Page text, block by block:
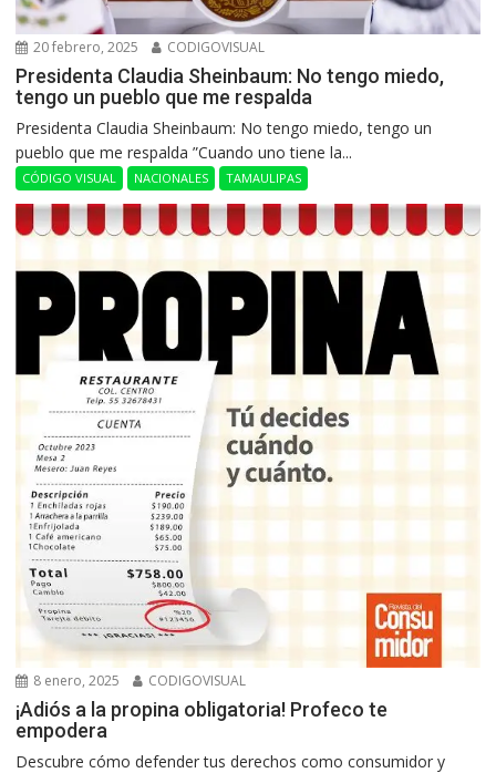
20 febrero, 2025 CODIGOVISUAL
Presidenta Claudia Sheinbaum: No tengo miedo,
tengo un pueblo que me respalda
Presidenta Claudia Sheinbaum: No tengo miedo, tengo un
pueblo que me respalda ”Cuando uno tiene la...
CÓDIGO VISUAL NACIONALES TAMAULIPAS
8 enero, 2025 CODIGOVISUAL
¡Adiós a la propina obligatoria! Profeco te
empodera
Descubre cómo defender tus derechos como consumidor y